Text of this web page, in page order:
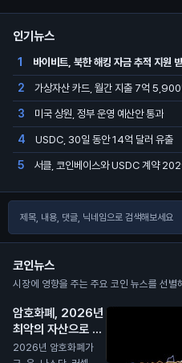
인기뉴스
1 바이비트, 북한 해킹 자금 추적 지원
2 가상자산 카드, 월간 지출 7억
3 미국 상원, 정부 운영 예산안 통과
4 USDC, 30일 동안 14억 달러 유출
5 서클, 코인베이스와 USDC 계약
코인뉴스
시장에 영향을 주는 주요 코인 뉴스를 선
암호화폐, 2026년
최악의 자산으로 평
가
N
2026년 암호화폐가